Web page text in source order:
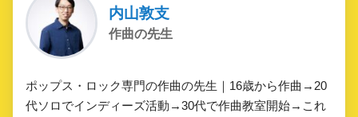
内山敦支
作曲の先生
ポップス・ロック専門の作曲の先生｜16歳から作曲→20
代ソロでインディーズ活動→30代で作曲教室開始→これ